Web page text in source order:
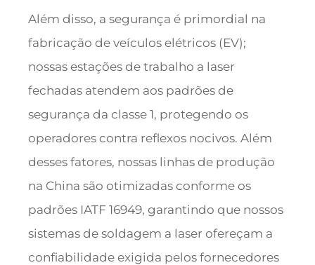
Além disso, a segurança é primordial na
fabricação de veículos elétricos (EV);
nossas estações de trabalho a laser
fechadas atendem aos padrões de
segurança da classe 1, protegendo os
operadores contra reflexos nocivos. Além
desses fatores, nossas linhas de produção
na China são otimizadas conforme os
padrões IATF 16949, garantindo que nossos
sistemas de soldagem a laser ofereçam a
confiabilidade exigida pelos fornecedores